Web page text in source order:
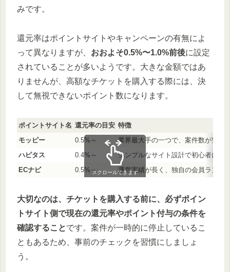
みです。
還元率はポイントサイトやキャンペーンの有無によ
って異なりますが、 おおよそ0.5%〜1.0%前後に設定
されていることが多いようです。大きな金額ではあ
りませんが、高額なチケットを購入する際には、決
して無視できないポイント数になります。
ポイントサイト名 還元率の目安 特徴
モッピー
0.5%～
業界最大手の一つで、案件数が豊富
ハピタス
0.4%～
シンプルなサイト設計で初心者にも
ECナビ
0.5%～ 運営実績が長く、独自の会員ランク
スクロールできます
大切なのは、チケットを購入する前に、必ずポイン
トサイト側で現在の還元率やポイント付与の条件を
確認することです。案件が一時的に停止しているこ
ともあるため、事前のチェックを習慣にしましょ
う。